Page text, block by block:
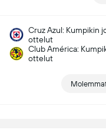
Cruz Azul: Kumpikin
ottelut
Club América:
ottelut